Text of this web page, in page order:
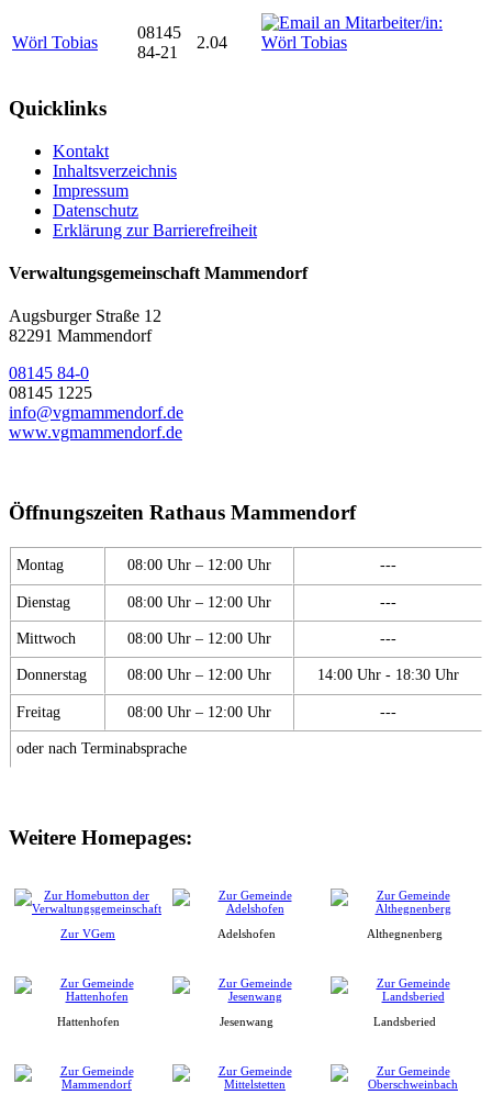
Wörl Tobias
08145
84-21
2.04
Quicklinks
Kontakt
Inhaltsverzeichnis
Impressum
Datenschutz
Erklärung zur Barrierefreiheit
Verwaltungsgemeinschaft Mammendorf
Augsburger Straße 12
82291 Mammendorf
08145 84-0
08145 1225
info@vgmammendorf.de
www.vgmammendorf.de
Öffnungszeiten Rathaus Mammendorf
Montag 08:00 Uhr – 12:00 Uhr ---
Dienstag 08:00 Uhr – 12:00 Uhr ---
Mittwoch 08:00 Uhr – 12:00 Uhr ---
Donnerstag 08:00 Uhr – 12:00 Uhr 14:00 Uhr - 18:30 Uhr
Freitag 08:00 Uhr – 12:00 Uhr ---
oder nach Terminabsprache
Weitere Homepages:
Zur VGem Adelshofen Althegnenberg
Hattenhofen Jesenwang Landsberied